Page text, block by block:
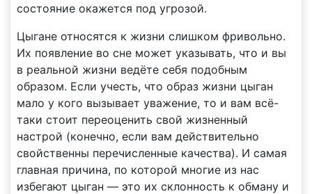
состояние окажется под угрозой.
Цыгане относятся к жизни слишком фривольно.
Их появление во сне может указывать, что и вы
в реальной жизни ведёте себя подобным
образом. Если учесть, что образ жизни цыган
мало у кого вызывает уважение, то и вам всё-
таки стоит переоценить свой жизненный
настрой (конечно, если вам действительно
свойственны перечисленные качества). И самая
главная причина, по которой многие из нас
избегают цыган — это их склонность к обману и